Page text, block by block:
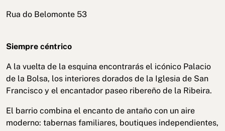
Rua do Belomonte 53
Siempre céntrico
A la vuelta de la esquina encontrarás el icónico Palacio
de la Bolsa, los interiores dorados de la Iglesia de San
Francisco y el encantador paseo ribereño de la Ribeira.
El barrio combina el encanto de antaño con un aire
moderno: tabernas familiares, boutiques independientes,